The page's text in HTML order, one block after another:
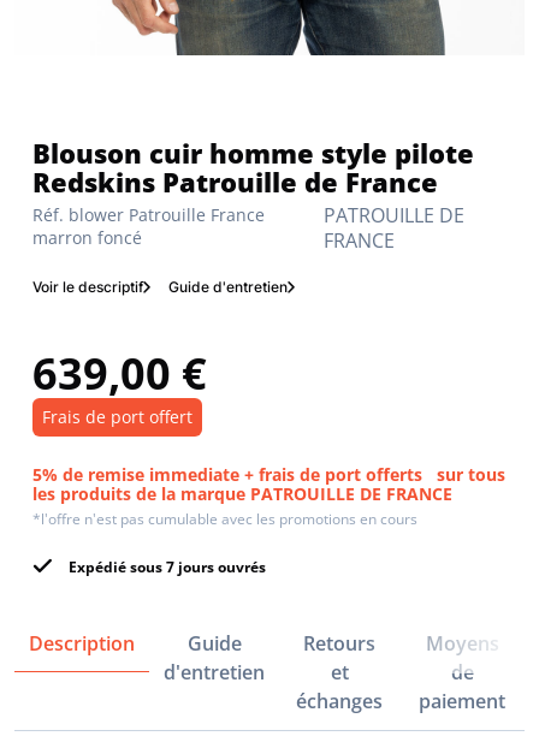
PATROUILLE DE
FRANCE
Réf. blower Patrouille France
marron foncé
Blouson cuir homme style pilote
Redskins Patrouille de France
Voir le descriptif Guide d'entretien
639,00 €
Frais de port offert
5% de remise immediate + frais de port offerts sur tous
les produits de la marque PATROUILLE DE FRANCE
*l'offre n'est pas cumulable avec les promotions en cours
Expédié sous 7 jours ouvrés
Description
Guide
d'entretien
Retours
et
échanges
Moyens
de
paiement